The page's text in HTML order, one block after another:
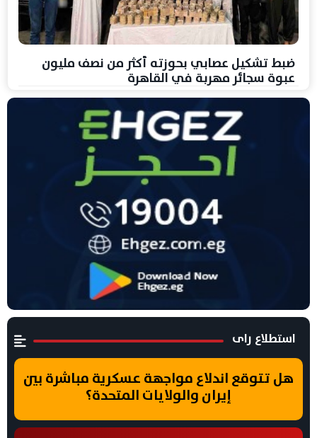
ضبط تشكيل عصابي بحوزته أكثر من نصف مليون
عبوة سجائر مهربة في القاهرة
استطلاع راى
هل تتوقع اندلاع مواجهة عسكرية مباشرة بين
إيران والولايات المتحدة؟